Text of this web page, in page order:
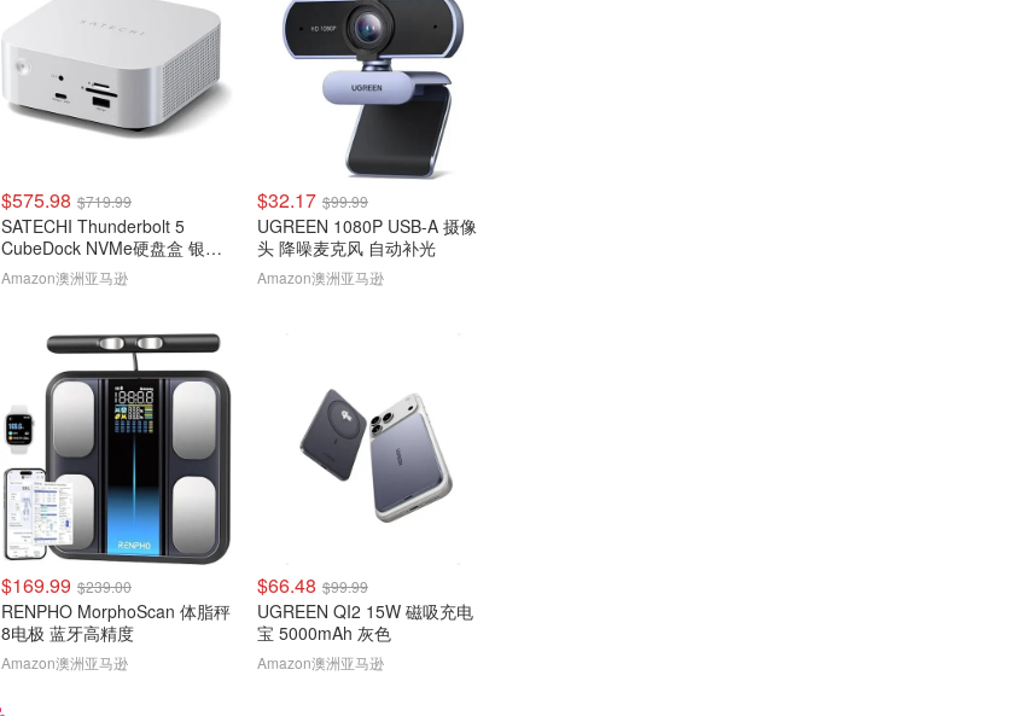
$575.98 $719.99
SATECHI Thunderbolt 5
CubeDock NVMe硬盘盒 银色
80Gbps 140W扩展坞
Amazon澳洲亚马逊
$32.17 $99.99
UGREEN 1080P USB-A 摄像
头 降噪麦克风 自动补光
Amazon澳洲亚马逊
$169.99 $239.00
RENPHO MorphoScan 体脂秤
8电极 蓝牙高精度
Amazon澳洲亚马逊
$66.48 $99.99
UGREEN QI2 15W 磁吸充电
宝 5000mAh 灰色
Amazon澳洲亚马逊